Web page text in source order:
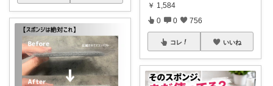
￥ 1,584
0 0 756
コレ いいね